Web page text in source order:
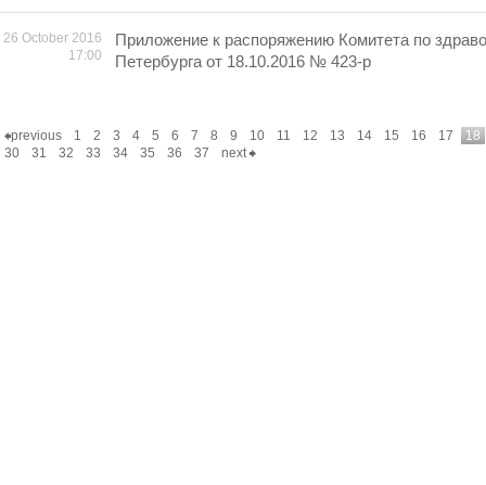
26 October 2016
17:00
Приложение к распоряжению Комитета по
Петербурга от 18.10.2016 № 423-р
previous 1 2 3 4 5 6 7 8 9 10 11 12 13 14 15 16 17
18
30
31 32 33 34 35 36 37 next